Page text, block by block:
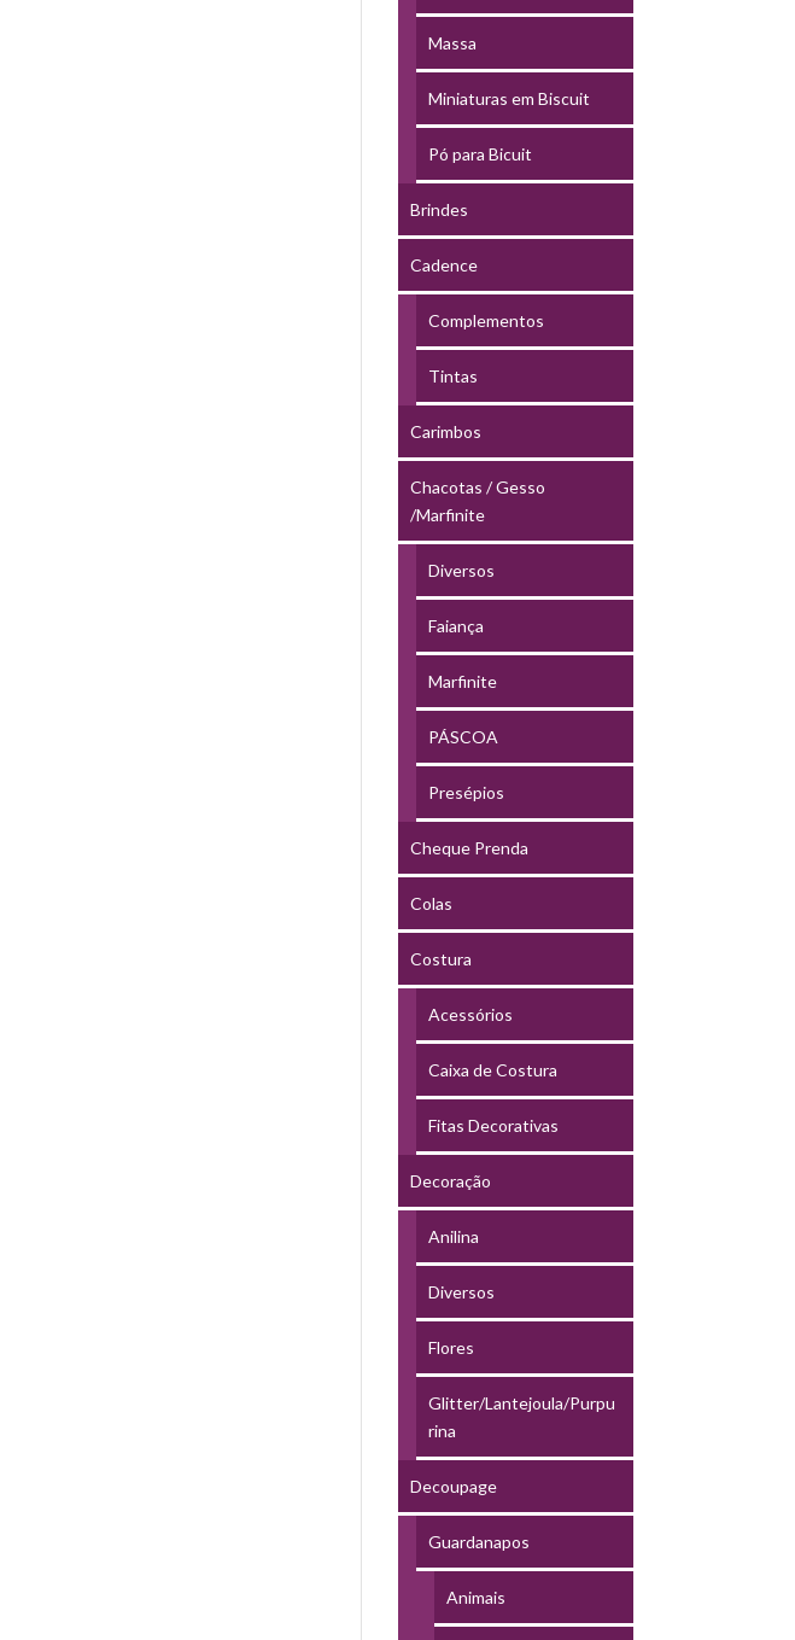
Massa
Miniaturas em Biscuit
Pó para Bicuit
Brindes
Cadence
Complementos
Tintas
Carimbos
Chacotas / Gesso
/Marfinite
Diversos
Faiança
Marfinite
PÁSCOA
Presépios
Cheque Prenda
Colas
Costura
Acessórios
Caixa de Costura
Fitas Decorativas
Decoração
Anilina
Diversos
Flores
Glitter/Lantejoula/Purpu
rina
Decoupage
Guardanapos
Animais